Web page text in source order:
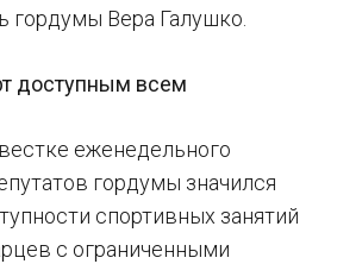
гордумы Вера Галушко.
доступным всем
еженедельного
гордумы значился
спортивных занятий
с ограниченными